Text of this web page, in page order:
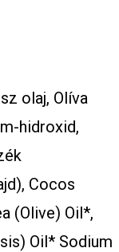
olaj, Olíva
hidroxid,
Cocos
(Olive) Oil*,
Oil* Sodium